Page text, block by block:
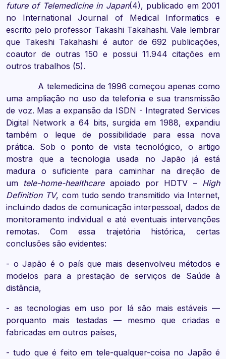
future of Telemedicine in Japan(4), publicado em 2001
no International Journal of Medical Informatics e
escrito pelo professor Takashi Takahashi. Vale lembrar
que Takeshi Takahashi é autor de 692 publicações,
coautor de outras 150 e possui 11.944 citações em
outros trabalhos (5).
A telemedicina de 1996 começou apenas como
uma ampliação no uso da telefonia e sua transmissão
de voz. Mas a expansão da ISDN - Integrated Services
Digital Network a 64 bits, surgida em 1988, expandiu
também o leque de possibilidade para essa nova
prática. Sob o ponto de vista tecnológico, o artigo
mostra que a tecnologia usada no Japão já está
madura o suficiente para caminhar na direção de
um tele-home-healthcare apoiado por HDTV – High
Definition TV, com tudo sendo transmitido via Internet,
incluindo dados de comunicação interpessoal, dados de
monitoramento individual e até eventuais intervenções
remotas. Com essa trajetória histórica, certas
conclusões são evidentes:
- o Japão é o país que mais desenvolveu métodos e
modelos para a prestação de serviços de Saúde à
distância,
- as tecnologias em uso por lá são mais estáveis —
porquanto mais testadas — mesmo que criadas e
fabricadas em outros países,
- tudo que é feito em tele-qualquer-coisa no Japão é